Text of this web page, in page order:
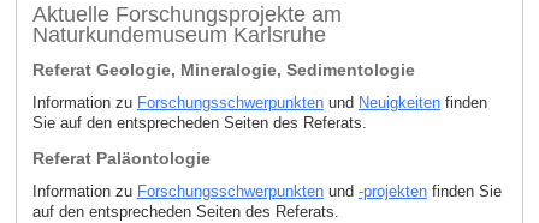
Aktuelle Forschungsprojekte am
Naturkundemuseum Karlsruhe
Referat Geologie, Mineralogie, Sedimentologie
Information zu Forschungsschwerpunktenund Neuigkeitenfinden
Sie auf den entsprecheden Seiten des Referats.
Referat Paläontologie
Information zu Forschungsschwerpunktenund -projektenfinden Sie
auf den entsprecheden Seiten des Referats.